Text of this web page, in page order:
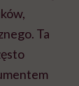
Ta